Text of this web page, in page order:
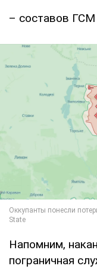
– составов ГСМ
Напомним,
пограничная